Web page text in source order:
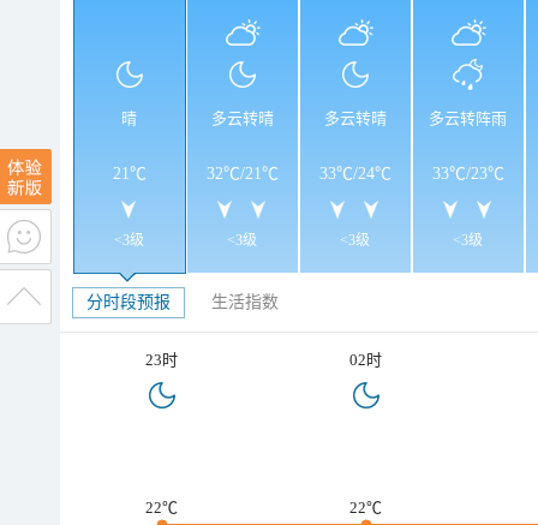
晴
21℃
<3级
多云转晴
32℃/21℃
<3级
多云转晴
33℃/24℃
<3级
多云转阵雨
33℃/23℃
<3级
分时段预报 生活指数
23时 02时
22℃ 22℃